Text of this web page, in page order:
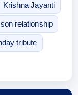
Krishna Jayanti
relationship
tribute